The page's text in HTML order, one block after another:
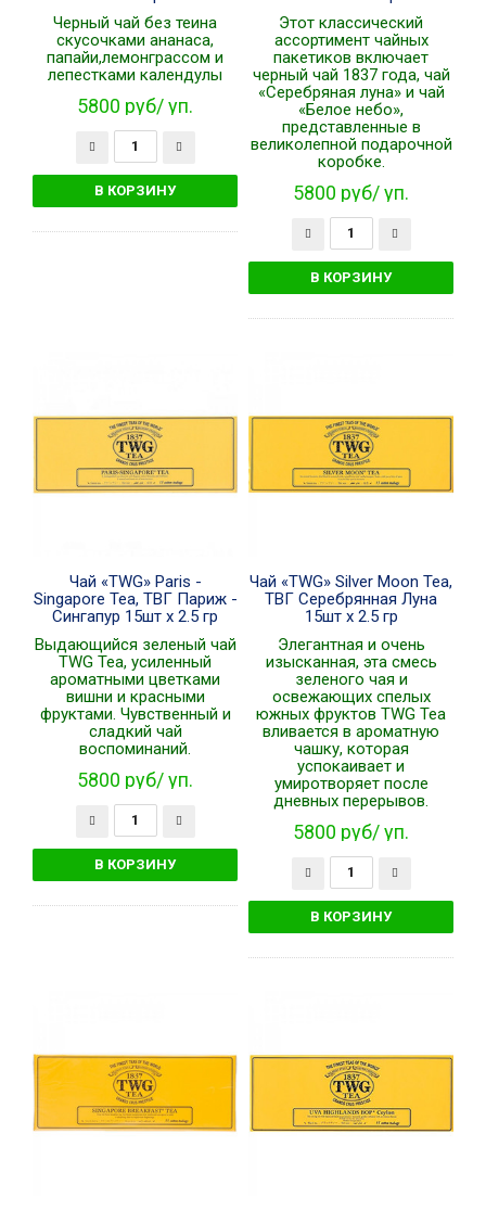
Черный чай без теина
скусочками ананаса,
папайи,лемонграссом и
лепестками календулы
5800 руб/ уп.
Этот классический
ассортимент чайных
пакетиков включает
черный чай 1837 года, чай
«Серебряная луна» и чай
«Белое небо»,
представленные в
великолепной подарочной
коробке.
5800 руб/ уп.
Чай «TWG» Paris -
Singapore Tea, ТВГ Париж -
Сингапур 15шт x 2.5 гр
Выдающийся зеленый чай
TWG Tea, усиленный
ароматными цветками
вишни и красными
фруктами. Чувственный и
сладкий чай
воспоминаний.
5800 руб/ уп.
Чай «TWG» Silver Moon Tea,
ТВГ Серебрянная Луна
15шт x 2.5 гр
Элегантная и очень
изысканная, эта смесь
зеленого чая и
освежающих спелых
южных фруктов TWG Tea
вливается в ароматную
чашку, которая
успокаивает и
умиротворяет после
дневных перерывов.
5800 руб/ уп.